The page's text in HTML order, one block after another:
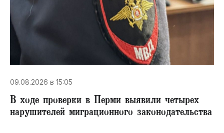
09.08.2026 в 15:05
В ходе проверки в Перми выявили четырех
нарушителей миграционного законодательства